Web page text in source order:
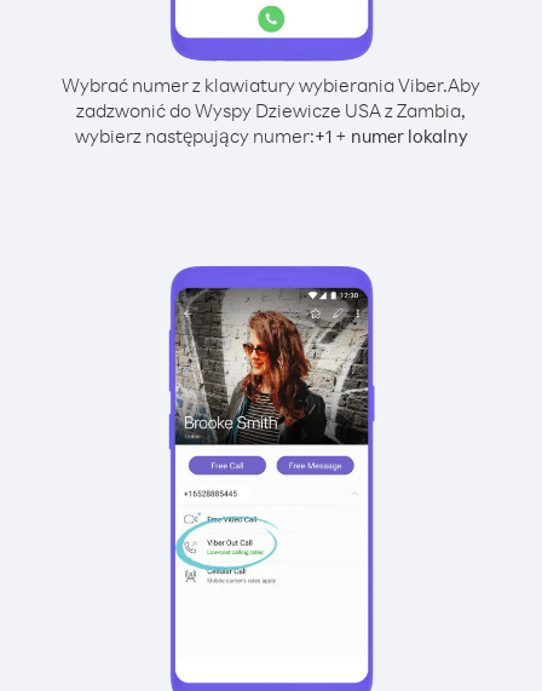
Wybrać numer z klawiatury wybierania Viber.Aby
zadzwonić do Wyspy Dziewicze USA z Zambia,
wybierz następujący numer:+1+ numer lokalny